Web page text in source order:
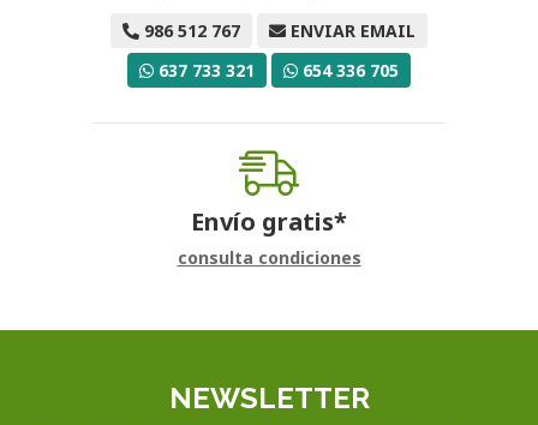
986 512 767
ENVIAR EMAIL
637 733 321
654 336 705
Envío gratis*
consulta condiciones
NEWSLETTER